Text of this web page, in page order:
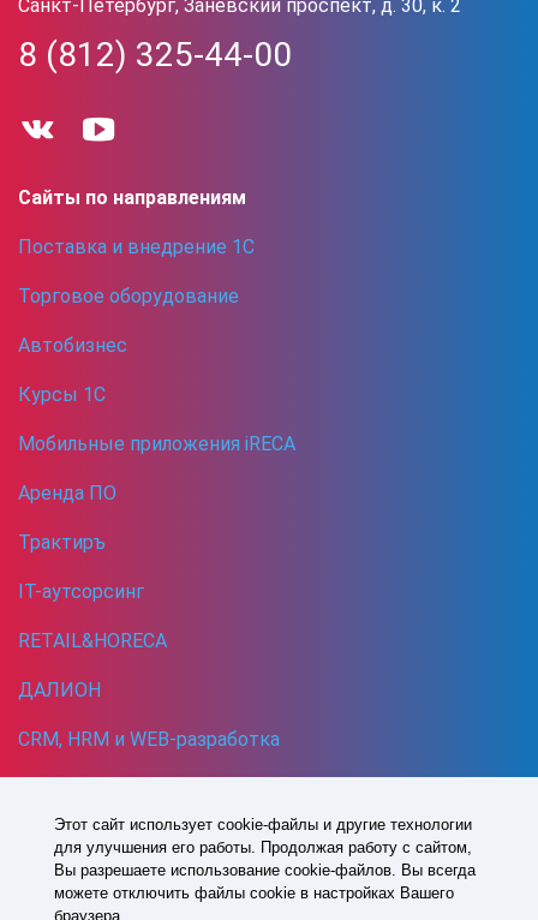
Санкт-Петербург, Заневский проспект, д. 30, к. 2
8 (812) 325-44-00
Сайты по направлениям
Поставка и внедрение 1С
Торговое оборудование
Автобизнес
Курсы 1С
Мобильные приложения iRECA
Аренда ПО
Трактиръ
IT-аутсорсинг
RETAIL&HORECA
ДАЛИОН
CRM, HRM и WEB-разработка
1993 -2026© Все права защищены
Политика в отношении обработки персональных данных
Согласие на обработку персональных данных
Этот сайт использует cookie-файлы и другие технологии
для улучшения его работы. Продолжая работу с сайтом,
Вы разрешаете использование cookie-файлов. Вы всегда
можете отключить файлы cookie в настройках Вашего
браузера.